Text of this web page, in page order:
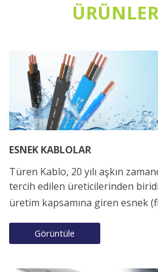
ESNEK KABLOLAR
Türen Kablo, 20 yılı aşkın
tercih edilen üreticilerinden
üretim kapsamına giren esnek
Görüntüle